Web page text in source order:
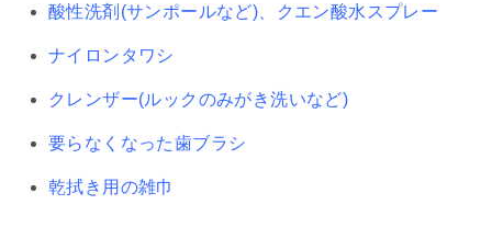
酸性洗剤(サンポールなど)、クエン酸水スプレー
ナイロンタワシ
クレンザー(ルックのみがき洗いなど)
要らなくなった歯ブラシ
乾拭き用の雑巾